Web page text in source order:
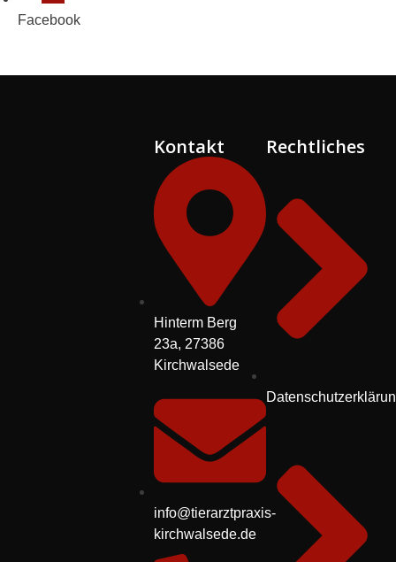
Facebook
Kontakt
Hinterm Berg
23a, 27386
Kirchwalsede
info@tierarztpraxis-
kirchwalsede.de
Rechtliches